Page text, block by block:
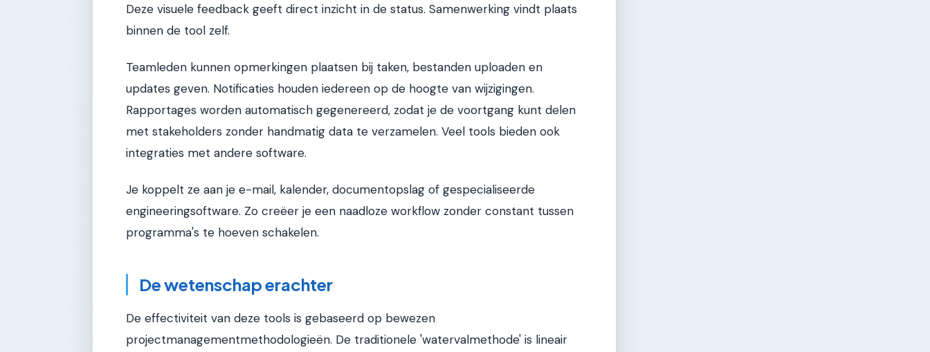
Deze visuele feedback geeft direct inzicht in de status. Samenwerking vindt plaats
binnen de tool zelf.
Teamleden kunnen opmerkingen plaatsen bij taken, bestanden uploaden en
updates geven. Notificaties houden iedereen op de hoogte van wijzigingen.
Rapportages worden automatisch gegenereerd, zodat je de voortgang kunt delen
met stakeholders zonder handmatig data te verzamelen. Veel tools bieden ook
integraties met andere software.
Je koppelt ze aan je e-mail, kalender, documentopslag of gespecialiseerde
engineeringsoftware. Zo creëer je een naadloze workflow zonder constant tussen
programma's te hoeven schakelen.
De wetenschap erachter
De effectiviteit van deze tools is gebaseerd op bewezen
projectmanagementmethodologieën. De traditionele 'watervalmethode' is lineair